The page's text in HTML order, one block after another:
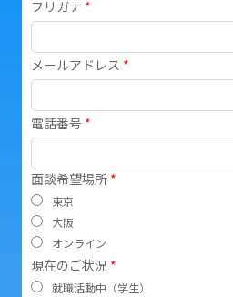
フリガナ *
メールアドレス *
電話番号 *
面談希望場所 *
東京
大阪
オンライン
現在のご状況 *
就職活動中（学生）